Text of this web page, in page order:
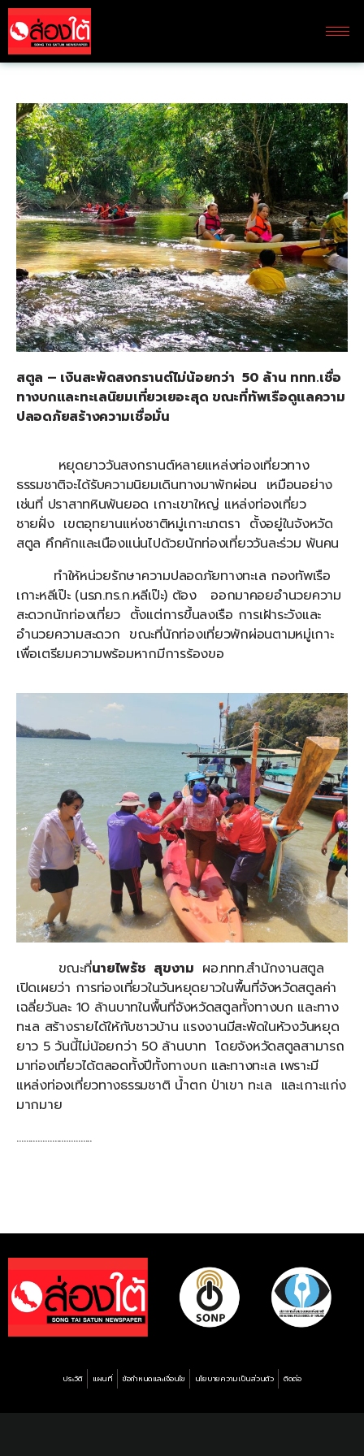
สตูล – เงินสะพัดสงกรานต์ไม่น้อยกว่า 50 ล้าน ททท.เชื่อ
ทางบกและทะเลนิยมเที่ยวเยอะสุด ขณะที่ทัพเรือดูแลความ
ปลอดภัยสร้างความเชื่อมั่น
หยุดยาววันสงกรานต์หลายแหล่งท่องเที่ยวทาง
ธรรมชาติจะได้รับความนิยมเดินทางมาพักผ่อน เหมือนอย่าง
เช่นที่ ปราสาทหินพันยอด เกาะเขาใหญ่ แหล่งท่องเที่ยว
ชายฝั่ง เขตอุทยานแห่งชาติหมู่เกาะเภตรา ตั้งอยู่ในจังหวัด
สตูล คึกคักและเนืองแน่นไปด้วยนักท่องเที่ยววันละร่วม พันคน
ทำให้หน่วยรักษาความปลอดภัยทางทะเล กองทัพเรือ
เกาะหลีเป๊ะ (นรภ.ทร.ก.หลีเป๊ะ) ต้อง ออกมาคอยอำนวยความ
สะดวกนักท่องเที่ยว ตั้งแต่การขึ้นลงเรือ การเฝ้าระวังและ
อำนวยความสะดวก ขณะที่นักท่องเที่ยวพักผ่อนตามหมู่เกาะ
เพื่อเตรียมความพร้อมหากมีการร้องขอ
ขณะที่นายไพรัช สุขงาม ผอ.ททท.สำนักงานสตูล
เปิดเผยว่า การท่องเที่ยวในวันหยุดยาวในพื้นที่จังหวัดสตูลค่า
เฉลี่ยวันละ 10 ล้านบาทในพื้นที่จังหวัดสตูลทั้งทางบก และทาง
ทะเล สร้างรายได้ให้กับชาวบ้าน แรงงานมีสะพัดในห้วงวันหยุด
ยาว 5 วันนี้ไม่น้อยกว่า 50 ล้านบาท โดยจังหวัดสตูลสามารถ
มาท่องเที่ยวได้ตลอดทั้งปีทั้งทางบก และทางทะเล เพราะมี
แหล่งท่องเที่ยวทางธรรมชาติ น้ำตก ป่าเขา ทะเล และเกาะแก่ง
มากมาย
…………………………..
ประวัติ แผนที่ ข้อกำหนดและเงื่อนไข นโยบายความเป็นส่วนตัว ติดต่อ